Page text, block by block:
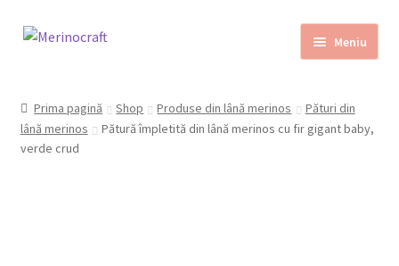
Sari
Sari
Meniu
Despre MerinoCraft
Prima pagină Shop Produse din lână merinos
Pături din
lână merinos
Pătură împletită din lână merinos cu fir gigant baby,
verde crud